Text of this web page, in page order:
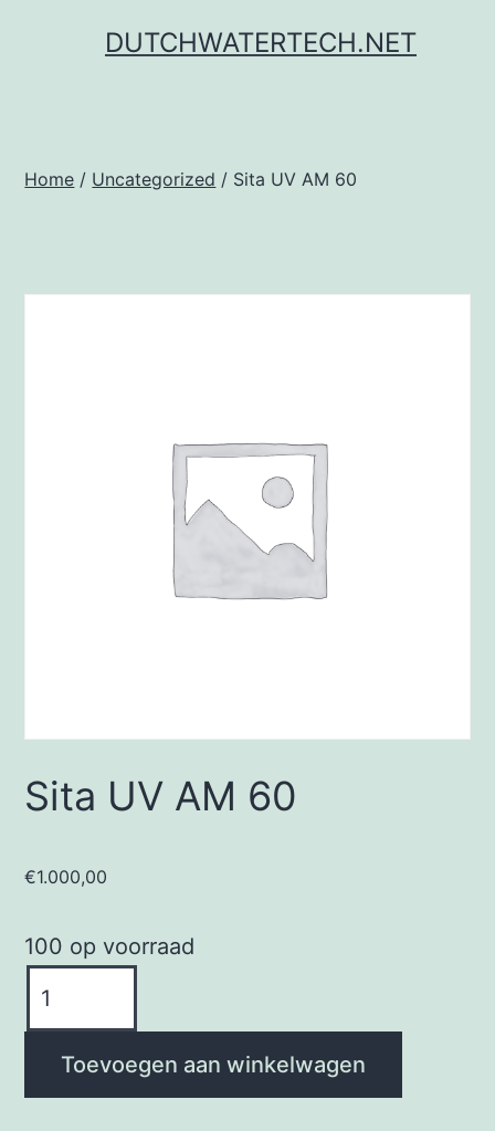
DUTCHWATERTECH.NET
Home / Uncategorized / Sita UV AM 60
Sita UV AM 60
€1.000,00
100 op voorraad
UV
Toevoegen aan winkelwagen